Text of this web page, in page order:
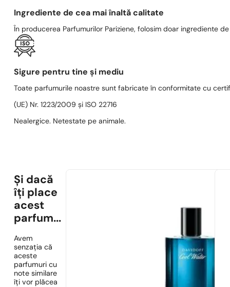
Ingrediente de cea mai înaltă calitate
În producerea Parfumurilor Pariziene, folosim doar ingrediente
Sigure pentru tine și mediu
Toate parfumurile noastre sunt fabricate în conformitate cu
(UE) Nr. 1223/2009 și ISO 22716
Nealergice. Netestate pe animale.
Și dacă
îți place
acest
parfum...
Avem
senzația că
aceste
parfumuri cu
note similare
îți vor plăcea